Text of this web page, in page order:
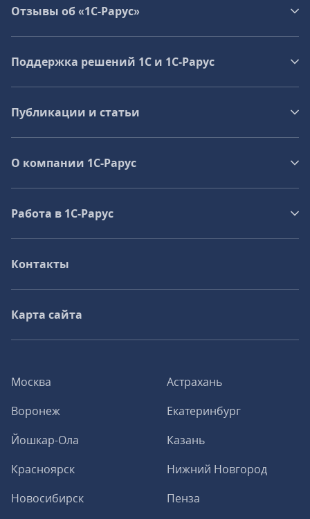
Москва
Астрахань
Воронеж
Екатеринбург
Йошкар-Ола
Казань
Красноярск
Нижний Новгород
Новосибирск
Пенза
Отзывы об «1С-Рарус»
Поддержка решений 1С и 1С‑Рарус
Публикации и статьи
О компании 1C-Рарус
Работа в 1С‑Рарус
Контакты
Карта сайта